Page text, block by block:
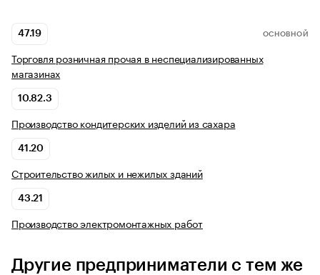
47.19 ОСНОВНОЙ
Торговля розничная прочая в неспециализированных
магазинах
10.82.3
Производство кондитерских изделий из сахара
41.20
Строительство жилых и нежилых зданий
43.21
Производство электромонтажных работ
Другие предприниматели с тем же